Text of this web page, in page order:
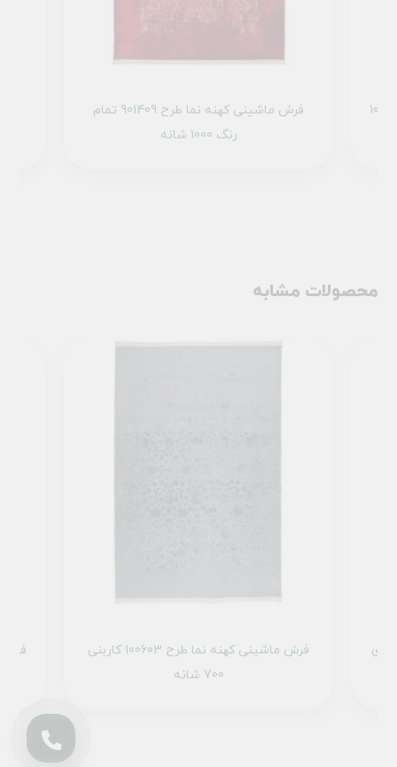
فرش ماشینی کهنه نما طرح 901409 تمام
رنگ 1000 شانه
فرش ماشینی کهنه نما طرح 100623 کرم 1000
محصولات مشابه
فرش ماشینی کهنه نما طرح 100603 کاربنی
700 شانه
100611 خاکستری